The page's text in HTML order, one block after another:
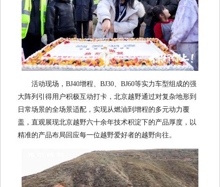
活动现场，BJ40增程、BJ30、BJ60等实力车型组成的强
大阵列引得用户积极互动打卡，北京越野通过对复杂地形到
日常场景的全场景适配，实现从燃油到增程的多元动力覆
盖，直观展现北京越野六十余年技术积淀下的产品厚度，以
精准的产品布局回应每一位越野爱好者的越野向往。